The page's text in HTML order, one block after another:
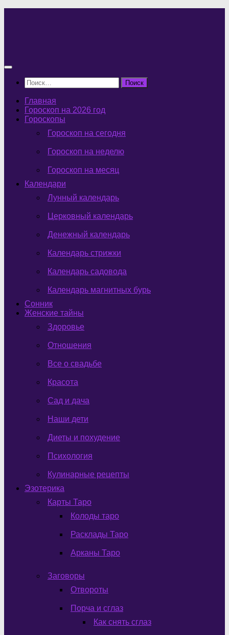
Найти:
Главная
Гороскоп на 2026 год
Гороскопы
Гороскоп на сегодня
Гороскоп на неделю
Гороскоп на месяц
Календари
Лунный календарь
Церковный календарь
Денежный календарь
Календарь стрижки
Календарь садовода
Календарь магнитных бурь
Сонник
Женские тайны
Здоровье
Отношения
Все о свадьбе
Красота
Сад и дача
Наши дети
Диеты и похудение
Психология
Кулинарные рецепты
Эзотерика
Карты Таро
Колоды таро
Расклады Таро
Арканы Таро
Заговоры
Отвороты
Порча и сглаз
Как снять сглаз